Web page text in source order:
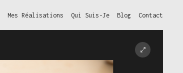
Mes Réalisations Qui Suis-Je Blog Contact